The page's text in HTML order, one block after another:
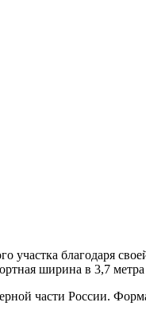
благодаря
ширина в 3,7
части России.